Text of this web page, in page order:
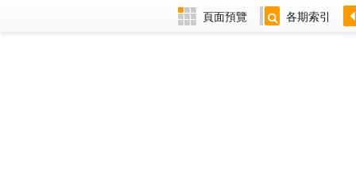
頁面預覽 各期索引